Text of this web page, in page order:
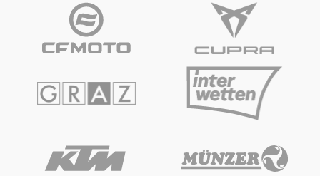
Fahrzeug
Alle anzeigen
Business
Alle anzeigen